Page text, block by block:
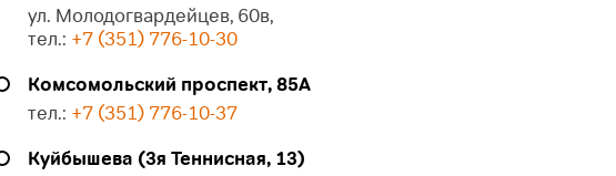
ул. Молодогвардейцев, 60в,
тел.: +7 (351) 776-10-30
Комсомольский проспект, 85А
тел.: +7 (351) 776-10-37
Куйбышева (3я Теннисная, 13)